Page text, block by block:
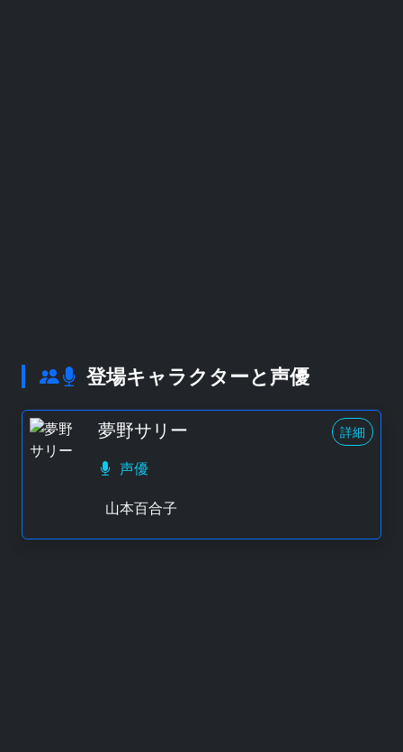
登場キャラクターと声優
夢野サリー 詳細
声優
山本百合子